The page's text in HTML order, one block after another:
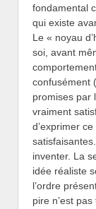
fondamental
qui existe
Le « noyau
soi, avant
confusément
promises par
vraiment
d’exprimer
inventer. La
idée réaliste
l’ordre
pire n’est